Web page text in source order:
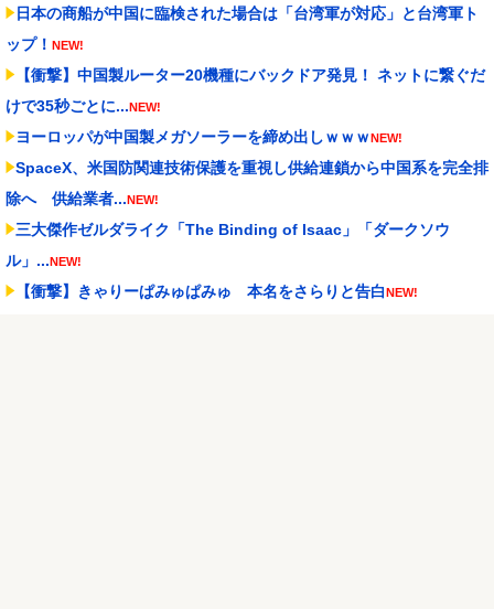
日本の商船が中国に臨検された場合は「台湾軍が対応」と台湾軍ト
ップ！ NEW!
【衝撃】中国製ルーター20機種にバックドア発見！ ネットに繋ぐだ
けで35秒ごとに...NEW!
ヨーロッパが中国製メガソーラーを締め出しｗｗｗNEW!
SpaceX、米国防関連技術保護を重視し供給連鎖から中国系を完全排
除へ 供給業者...NEW!
三大傑作ゼルダライク「The Binding of Isaac」「ダークソウ
ル」...NEW!
【衝撃】きゃりーぱみゅぱみゅ 本名をさらりと告白NEW!